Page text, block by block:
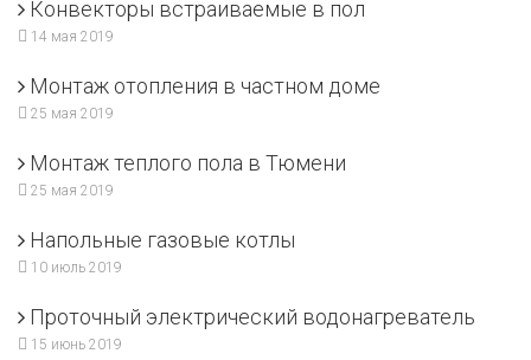
Конвекторы встраиваемые в пол
14 мая 2019
Монтаж отопления в частном доме
25 мая 2019
Монтаж теплого пола в Тюмени
25 мая 2019
Напольные газовые котлы
10 июль 2019
Проточный электрический водонагреватель
15 июнь 2019